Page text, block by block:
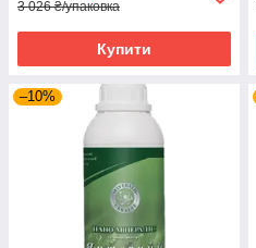
3 026 ₴/упаковка
Купити
–10%